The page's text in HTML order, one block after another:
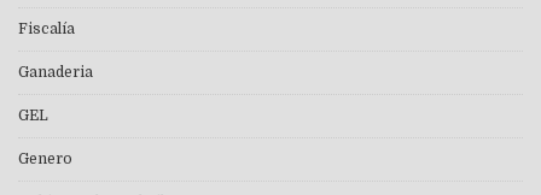
Fiscalía
Ganaderia
GEL
Genero